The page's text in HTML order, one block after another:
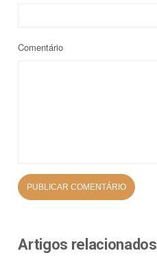
Comentário
Artigos relacionados